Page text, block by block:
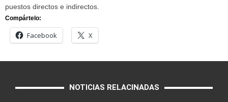
puestos directos e indirectos.
Compártelo:
Facebook X
NOTICIAS RELACINADAS